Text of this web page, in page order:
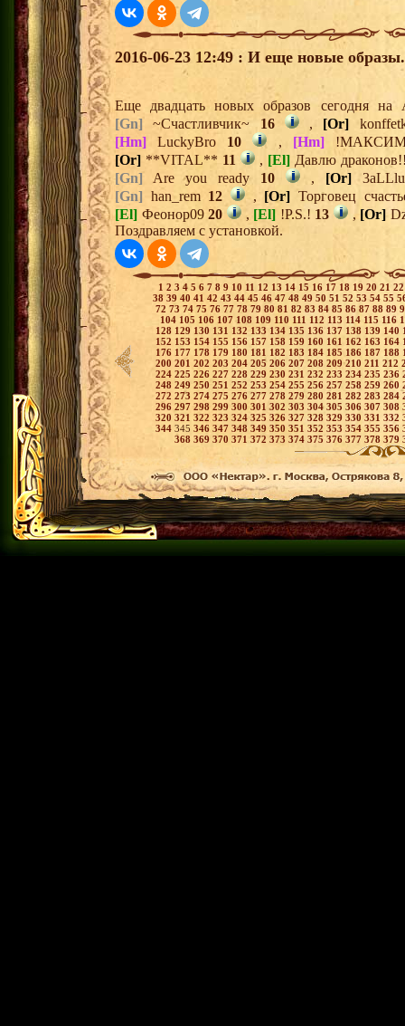
2016-06-23 12:49 : И еще новые образы.
Еще двадцать новых образов сегодня
[Gn] ~Счастливчик~ 16 , [Or]
[Hm] LuckyBro 10 , [Hm]
[Or] **VITAL** 11 , [El] Давлю
[Gn] Are you ready 10 , [Or]
[Gn] han_rem 12 , [Or] Торговец
[El] Феонор0920 , [El] !P.S.! 13 , [Or]
Поздравляем с установкой.
1 2 3 4 5 6 7 8 9 10 11 12 13 14 15 16 17 18 19 20 21
38 39 40 41 42 43 44 45 46 47 48 49 50 51 52 53 54 55
72 73 74 75 76 77 78 79 8081 82 83 84 85 86 87 88 89
104 105 106 107 108 109 110 111 112 113 114 115 116
128 129 130 131 132 133 134 135 136 137 138 139 140
152 153 154 155 156 157 158 159 160 161 162 163 164
176 177 178 179 180 181 182 183 184 185 186 187 188
200 201 202 203 204 205 206 207 208 209210 211 212
224 225 226 227 228 229 230 231 232 233 234 235 236
248 249 250 251 252 253 254 255 256 257 258 259 260
272 273 274 275 276 277 278 279 280 281 282 283 284
296 297 298 299 300 301302 303 304 305 306 307 308
320 321 322 323 324 325 326 327 328 329 330 331 332
344 345 346 347 348 349 350 351 352 353 354 355 356
368 369 370 371 372 373 374 375 376 377 378 379